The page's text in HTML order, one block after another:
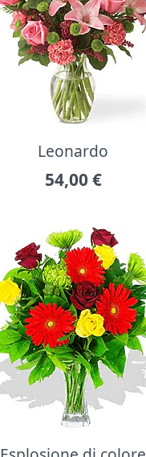
Leonardo
54,00 €